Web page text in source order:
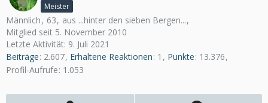
Meister
Männlich 63
aus ...hinter den sieben Bergen...
Mitglied seit 5. November 2010
Letzte Aktivität: 9. Juli 2021
Beiträge 2.607 Erhaltene Reaktionen 1 Punkte 13.376
Profil-Aufrufe 1.053